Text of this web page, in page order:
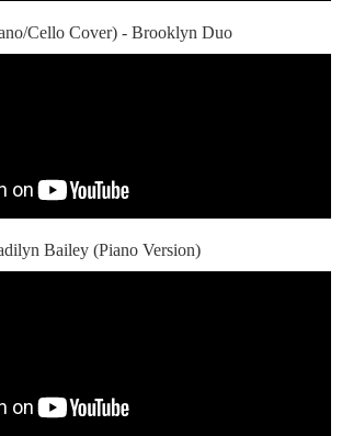
Cello Cover) - Brooklyn Duo
Bailey (Piano Version)